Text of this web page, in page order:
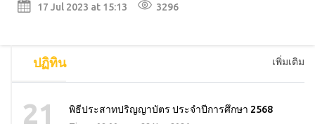
17 Jul 2023 at 15:13 3296
ปฏิทิน เพิ่มเติม
21 พิธีประสาทปริญญาบัตร ประจำปีการศึกษา 2568